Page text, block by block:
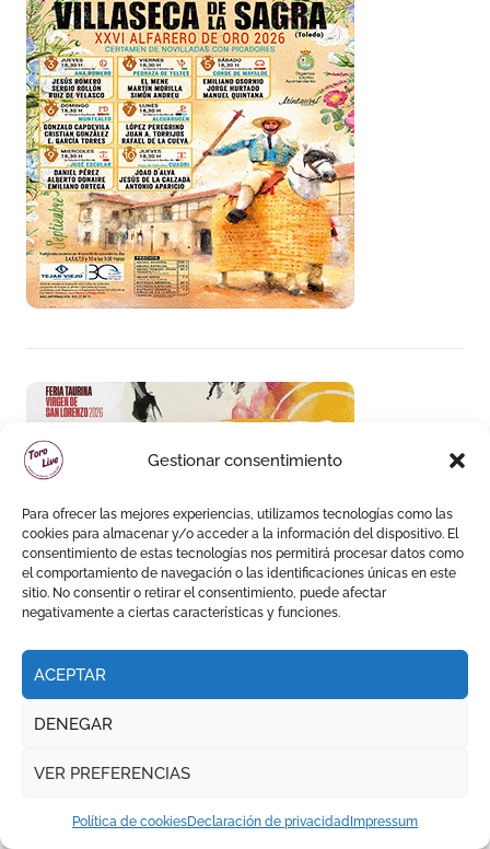
Gestionar consentimiento
Para ofrecer las mejores experiencias, utilizamos tecnologías como las
cookies para almacenar y/o acceder a la información del dispositivo. El
consentimiento de estas tecnologías nos permitirá procesar datos como
el comportamiento de navegación o las identificaciones únicas en este
sitio. No consentir o retirar el consentimiento, puede afectar
negativamente a ciertas características y funciones.
ACEPTAR
DENEGAR
VER PREFERENCIAS
Política de cookiesDeclaración de privacidad Impressum
Te has perdido